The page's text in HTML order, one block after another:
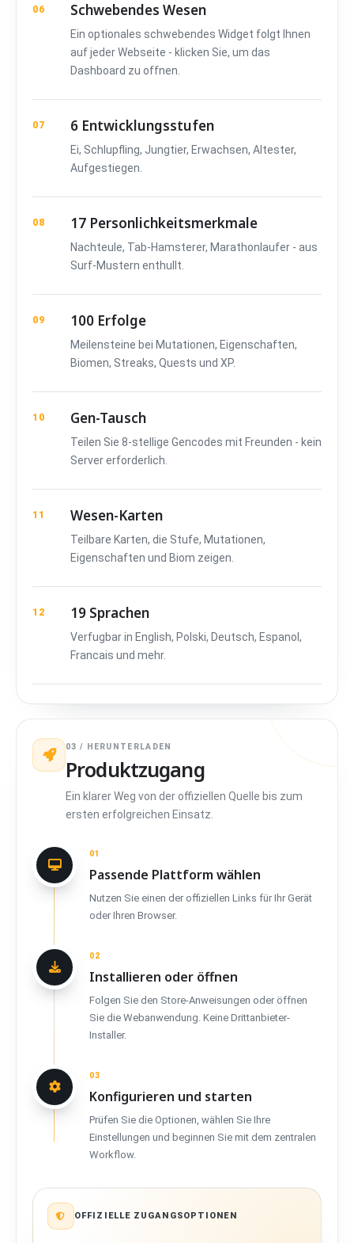
06 Schwebendes Wesen
Ein optionales schwebendes Widget folgt Ihnen
auf jeder Webseite - klicken Sie, um das
Dashboard zu offnen.
07 6 Entwicklungsstufen
Ei, Schlupfling, Jungtier, Erwachsen, Altester,
Aufgestiegen.
08 17 Personlichkeitsmerkmale
Nachteule, Tab-Hamsterer, Marathonlaufer - aus
Surf-Mustern enthullt.
09 100 Erfolge
Meilensteine bei Mutationen, Eigenschaften,
Biomen, Streaks, Quests und XP.
10 Gen-Tausch
Teilen Sie 8-stellige Gencodes mit Freunden - kein
Server erforderlich.
11 Wesen-Karten
Teilbare Karten, die Stufe, Mutationen,
Eigenschaften und Biom zeigen.
12 19 Sprachen
Verfugbar in English, Polski, Deutsch, Espanol,
Francais und mehr.
03 / HERUNTERLADEN
Produktzugang
Ein klarer Weg von der offiziellen Quelle bis zum
ersten erfolgreichen Einsatz.
01
Passende Plattform wählen
Nutzen Sie einen der offiziellen Links für Ihr Gerät
oder Ihren Browser.
02
Installieren oder öffnen
Folgen Sie den Store-Anweisungen oder öffnen
Sie die Webanwendung. Keine Drittanbieter-
Installer.
03
Konfigurieren und starten
Prüfen Sie die Optionen, wählen Sie Ihre
Einstellungen und beginnen Sie mit dem zentralen
Workflow.
OFFIZIELLE ZUGANGSOPTIONEN